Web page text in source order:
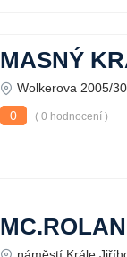
MASNÝ
Wolkerova 2005/
0
( 0 hodnocení )